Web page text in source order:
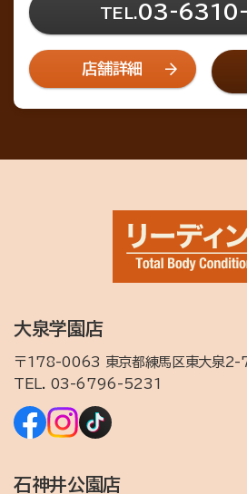
TEL.03-
店舗詳細
大泉学園店
〒178-0063 東京都練馬区東大泉2-
TEL. 03-6796-5231
石神井公園店